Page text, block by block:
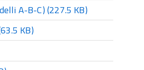
A-B-C)(227.5 KB)
KB)